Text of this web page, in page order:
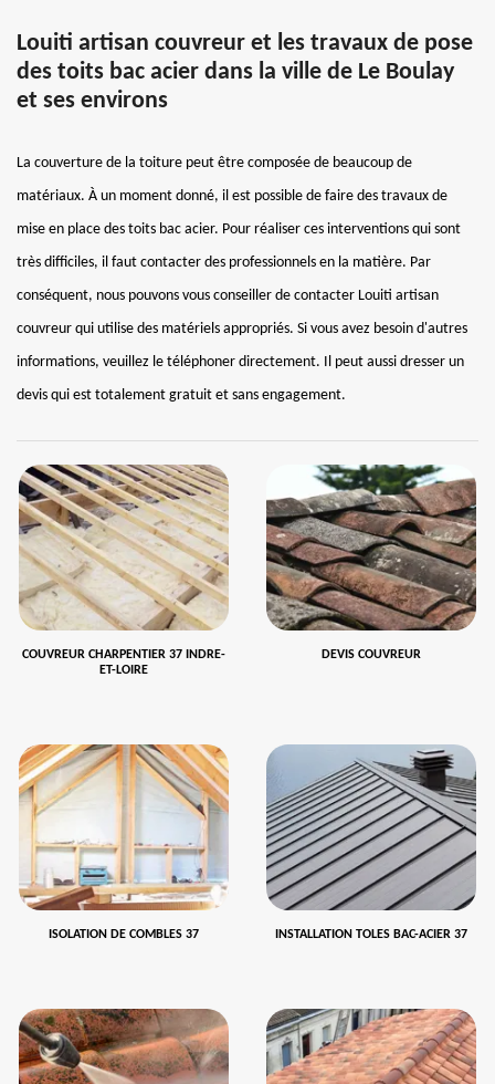
Louiti artisan couvreur et les travaux de pose
des toits bac acier dans la ville de Le Boulay
et ses environs
La couverture de la toiture peut être composée de beaucoup de
matériaux. À un moment donné, il est possible de faire des travaux de
mise en place des toits bac acier. Pour réaliser ces interventions qui sont
très difficiles, il faut contacter des professionnels en la matière. Par
conséquent, nous pouvons vous conseiller de contacter Louiti artisan
couvreur qui utilise des matériels appropriés. Si vous avez besoin d'autres
informations, veuillez le téléphoner directement. Il peut aussi dresser un
devis qui est totalement gratuit et sans engagement.
COUVREUR CHARPENTIER 37 INDRE-
ET-LOIRE
DEVIS COUVREUR
ISOLATION DE COMBLES 37 INSTALLATION TOLES BAC-ACIER 37